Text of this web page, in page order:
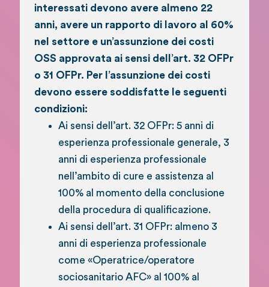
interessati devono avere almeno 22
anni, avere un rapporto di lavoro al 60%
nel settore e un’assunzione dei costi
OSS approvata ai sensi dell’art. 32 OFPr
o 31 OFPr. Per l’assunzione dei costi
devono essere soddisfatte le seguenti
condizioni:
Ai sensi dell’art. 32 OFPr: 5 anni di
esperienza professionale generale, 3
anni di esperienza professionale
nell’ambito di cure e assistenza al
100% al momento della conclusione
della procedura di qualificazione.
Ai sensi dell’art. 31 OFPr: almeno 3
anni di esperienza professionale
come «Operatrice/operatore
sociosanitario AFC» al 100% al